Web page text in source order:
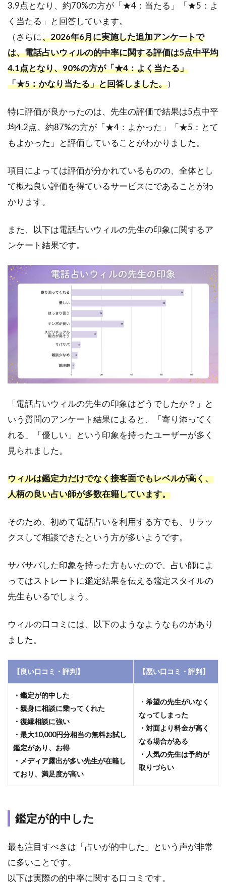
円分相
当の無
料お試
し鑑定
があ
り、お
得
ィア
露出
い先
在籍
お
り、
高い
1.6
生が
いな
より
が高
くな
る場
合が
の先
生は
りづ
らい
電
話
占
い
ル
で
た
る
と
評
判
の
占
い
師
の
先
生
ラ
ン
2.1
1
位：キ
3.9点となり、約70%の方が「★4：当たる」「★5：よ
く当たる」と回答しています。
（さらに、2026年6月に実施した追加アンケートで
は、電話占いウィルの的中率に関する評価は5点中平均
4.1点となり、90%の方が「★4：よく当たる」
「★5：かなり当たる」と回答しました。）
特に評価が良かったのは、先生の評価で結果は5点中平
均4.2点。約87%の方が「★4：よかった」「★5：とて
もよかった」と評価していることがわかりました。
項目によっては評価が分かれているものの、全体とし
て概ね良い評価を得ているサービスにであることがわ
かります。
また、以下は電話占いウィルの先生の印象に関するア
ンケート結果です。
「電話占いウィルの先生の印象はどうでしたか？」と
いう質問のアンケート結果によると、「寄り添ってく
れる」「優しい」という印象を持ったユーザーが多く
見られました。
ウィルは鑑定力だけでなく接客面でもレベルが高く、
人柄の良い占い師が多数在籍しています。
そのため、初めて電話占いを利用する方でも、リラッ
クスして相談できたという方が多いようです。
サバサバした印象を持った方もいたので、占い師によ
ってはストレートに鑑定結果を伝える鑑定スタイルの
先生もいるでしょう。
ウィルの口コミには、以下のようなようなものがあり
ました。
【良い口コミ・評判】 【悪い口コミ・評判】
・鑑定が的中した
・親身に相談に乗ってくれた
・復縁相談に強い
・最大10,000円分相当の無料お試し
鑑定があり、お得
・メディア露出が多い先生が在籍し
ており、満足度が高い
・希望の先生がいなく
なってしまった
・対面より料金が高く
なる場合がある
・人気の先生は予約が
取りづらい
鑑定が的中した
最も注目すべきは「占いが的中した」という声が非常
に多いことです。
以下は実際の的中率に関する口コミです。